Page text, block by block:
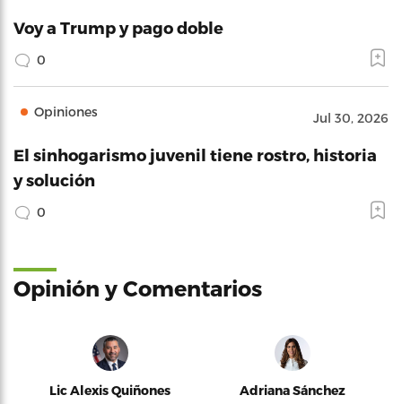
Voy a Trump y pago doble
0
Opiniones Jul 30, 2026
El sinhogarismo juvenil tiene rostro, historia
y solución
0
Opinión y Comentarios
Lic Alexis Quiñones Adriana Sánchez